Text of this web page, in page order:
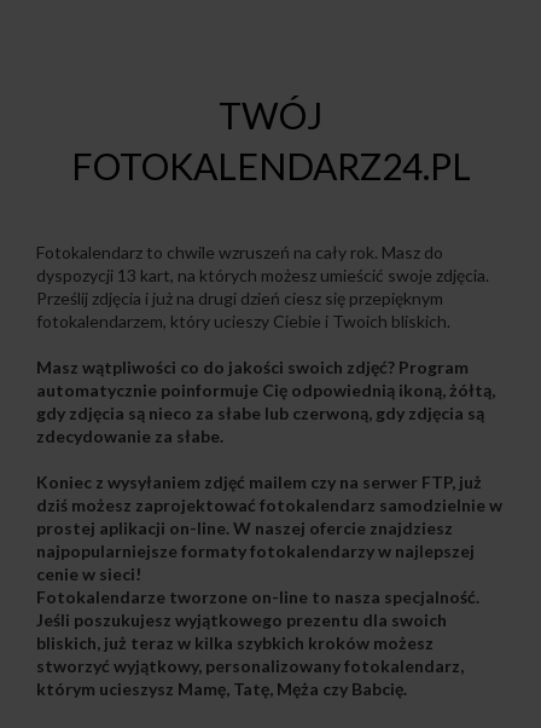
TWÓJ
FOTOKALENDARZ24.PL
Fotokalendarz to chwile wzruszeń na cały rok. Masz do
dyspozycji 13 kart, na których możesz umieścić swoje zdjęcia.
Prześlij zdjęcia i już na drugi dzień ciesz się przepięknym
fotokalendarzem, który ucieszy Ciebie i Twoich bliskich.
Masz wątpliwości co do jakości swoich zdjęć? Program
automatycznie poinformuje Cię odpowiednią ikoną, żółtą,
gdy zdjęcia są nieco za słabe lub czerwoną, gdy zdjęcia są
zdecydowanie za słabe.
Koniec z wysyłaniem zdjęć mailem czy na serwer FTP, już
dziś możesz zaprojektować fotokalendarz samodzielnie w
prostej aplikacji on-line. W naszej ofercie znajdziesz
najpopularniejsze formaty fotokalendarzy w najlepszej
cenie w sieci!
Fotokalendarze tworzone on-line to nasza specjalność.
Jeśli poszukujesz wyjątkowego prezentu dla swoich
bliskich, już teraz w kilka szybkich kroków możesz
stworzyć wyjątkowy, personalizowany fotokalendarz,
którym ucieszysz Mamę, Tatę, Męża czy Babcię.